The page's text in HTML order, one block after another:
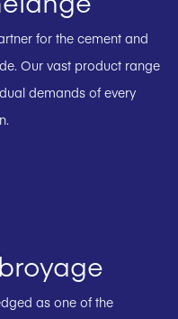
for the cement and
Our vast product range
demands of every
as one of the